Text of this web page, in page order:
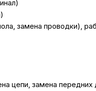
замена проводки),
цепи, замена